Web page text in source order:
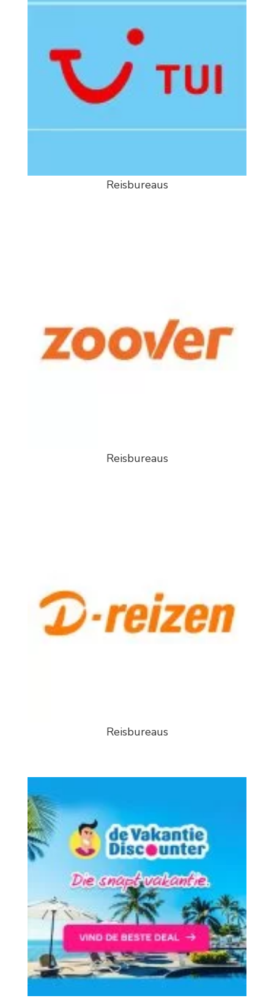
Reisbureaus
Reisbureaus
Reisbureaus